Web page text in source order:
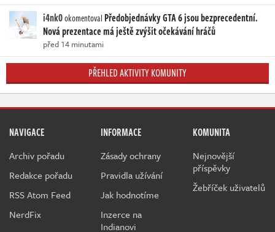
i4nk0okomentoval Předobjednávky GTA 6 jsou bezprecedentní.
Nová prezentace má ještě zvýšit očekávání hráčů
před 14 minutami
PŘEHLED AKTIVITY KOMUNITY
NAVIGACE
Archiv pořadu
Redakce pořadu
RSS Atom Feed
NerdFix
INFORMACE
Zásady ochrany
Pravidla užívání
Jak hodnotíme
Inzerce na
Indianovi
KOMUNITA
Nejnovější
příspěvky
Žebříček uživatelů